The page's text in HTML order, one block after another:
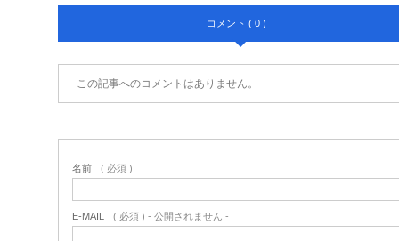
コメント ( 0 )
この記事へのコメントはありません。
名前 ( 必須 )
E-MAIL ( 必須 ) - 公開されません -